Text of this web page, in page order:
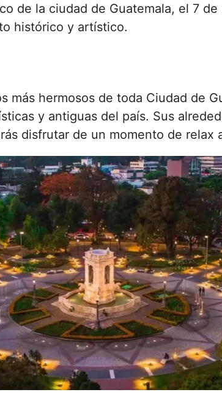
de la ciudad de Guatemala, el 7
histórico y artístico.
más hermosos de toda Ciudad de
y antiguas del país. Sus
disfrutar de un momento de relax